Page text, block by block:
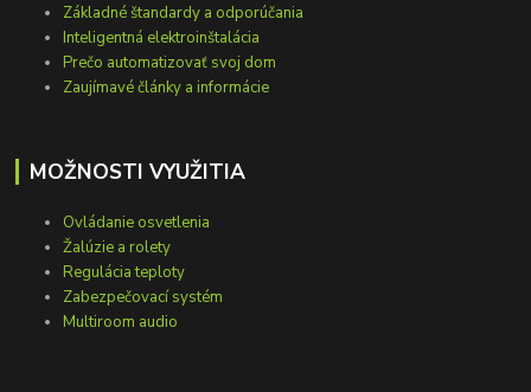
Základné štandardy a odporúčania
Inteligentná elektroinštalácia
Prečo automatizovať svoj dom
Zaujímavé články a informácie
MOŽNOSTI VYUŽITIA
Ovládanie osvetlenia
Žalúzie a rolety
Regulácia teploty
Zabezpečovací systém
Multiroom audio